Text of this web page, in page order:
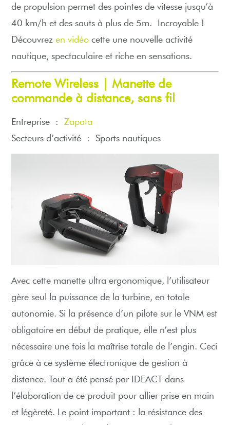
de propulsion permet des pointes de vitesse jusqu’à
40 km/h et des sauts à plus de 5m. Incroyable !
Découvrezen vidéo cette une nouvelle activité
nautique, spectaculaire et riche en sensations.
Remote Wireless | Manette de
commande à distance, sans fil
Entreprise :
Zapata
Secteurs d’activité :
Sports nautiques
Avec cette manette ultra ergonomique, l’utilisateur
gère seul la puissance de la turbine, en totale
autonomie. Si la présence d’un pilote sur le VNM est
obligatoire en début de pratique, elle n’est plus
nécessaire une fois la maîtrise totale de l’engin. Ceci
grâce à ce système électronique de gestion à
distance. Tout a été pensé par IDEACT dans
l’élaboration de ce produit pour allier prise en main
et légèreté. Le point important : la résistance des